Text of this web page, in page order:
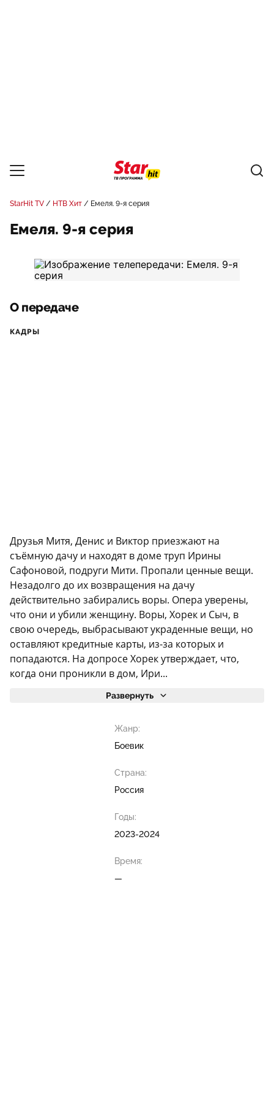
StarHit TV НТВ Хит Емеля. 9-я серия
Емеля. 9-я серия
О передаче
КАДРЫ
Друзья Митя, Денис и Виктор приезжают на
съёмную дачу и находят в доме труп Ирины
Сафоновой, подруги Мити. Пропали ценные вещи.
Незадолго до их возвращения на дачу
действительно забирались воры. Опера уверены,
что они и убили женщину. Воры, Хорек и Сыч, в
свою очередь, выбрасывают украденные вещи, но
оставляют кредитные карты, из-за которых и
попадаются. На допросе Хорек утверждает, что,
когда они проникли в дом, Ири...
Развернуть
Жанр:
Боевик
Страна:
Россия
Годы:
2023-2024
Время:
—